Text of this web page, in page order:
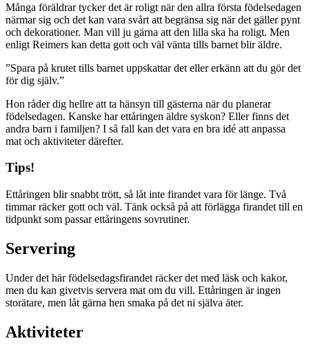
Många föräldrar tycker det är roligt när den allra första födelsedagen
närmar sig och det kan vara svårt att begränsa sig när det gäller pynt
och dekorationer. Man vill ju gärna att den lilla ska ha roligt. Men
enligt Reimers kan detta gott och väl vänta tills barnet blir äldre.
”Spara på krutet tills barnet uppskattar det eller erkänn att du gör det
för dig själv.”
Hon råder dig hellre att ta hänsyn till gästerna när du planerar
födelsedagen. Kanske har ettåringen äldre syskon? Eller finns det
andra barn i familjen? I så fall kan det vara en bra idé att anpassa
mat och aktiviteter därefter.
Tips!
Ettåringen blir snabbt trött, så låt inte firandet vara för länge. Två
timmar räcker gott och väl. Tänk också på att förlägga firandet till en
tidpunkt som passar ettåringens sovrutiner.
Servering
Under det här födelsedagsfirandet räcker det med läsk och kakor,
men du kan givetvis servera mat om du vill. Ettåringen är ingen
storätare, men låt gärna hen smaka på det ni själva äter.
Aktiviteter